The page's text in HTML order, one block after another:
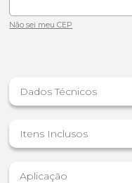
Dados Técnicos
Itens Inclusos
Aplicação